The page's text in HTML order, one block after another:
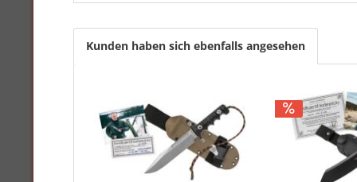
Kunden haben sich ebenfalls angesehen